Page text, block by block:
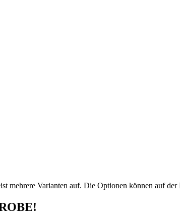
mehrere Varianten auf. Die Optionen können auf